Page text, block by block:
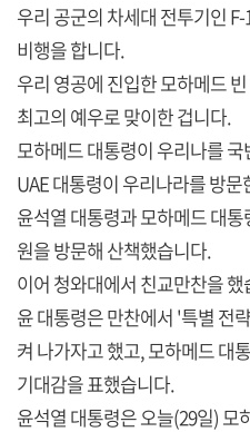
우리 공군의 차세대 전투기인
비행을 합니다.
우리 영공에 진입한 모하메드
최고의 예우로 맞이한 겁니다.
모하메드 대통령이 우리나를
UAE 대통령이 우리나라를 방
윤석열 대통령과 모하메드 대
원을 방문해 산책했습니다.
이어 청와대에서 친교만찬을 했
윤 대통령은 만찬에서 '특별 전
켜 나가자고 했고, 모하메드 대
기대감을 표했습니다.
윤석열 대통령은 오늘(29일) 모